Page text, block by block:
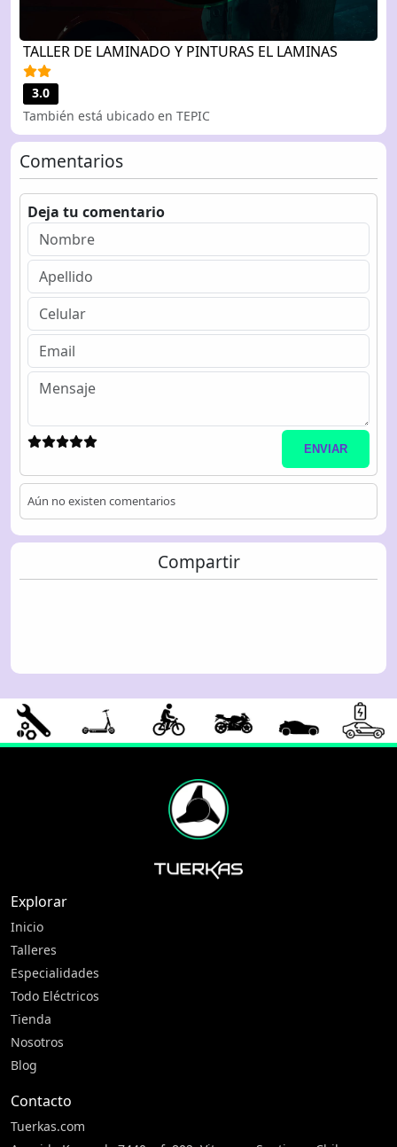
TALLER DE LAMINADO Y PINTURAS EL LAMINAS
3.0
También está ubicado en TEPIC
Comentarios
Deja tu comentario
ENVIAR
Aún no existen comentarios
Compartir
Explorar
Inicio
Talleres
Especialidades
Todo Eléctricos
Tienda
Nosotros
Blog
Contacto
Tuerkas.com